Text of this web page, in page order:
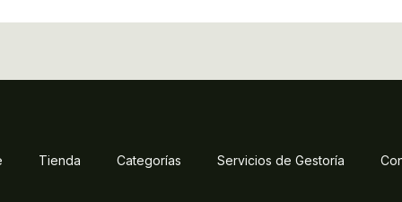
Tienda Categorías Servicios de Gestoría